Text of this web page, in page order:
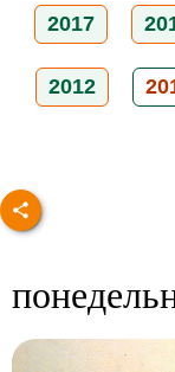
2017
2012